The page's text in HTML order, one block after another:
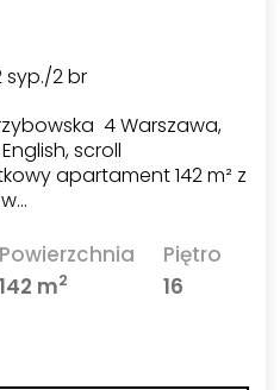
syp./2 br
4 Warszawa,
scroll
apartament 142 m² z
Powierzchnia
142 m2
Piętro
16